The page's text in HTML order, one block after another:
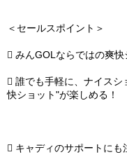
＜セールスポイント＞
 みんGOLならではの爽快
 誰でも手軽に、ナイス
快ショット"が楽しめる！
 キャディのサポートにも